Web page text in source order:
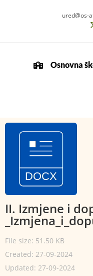
ured@os-
Osnovna
II. Izmjene i
File size: 51.50 KB
Created: 27-09-2024
Updated: 27-09-2024